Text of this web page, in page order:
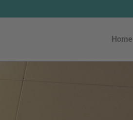
Home
Home